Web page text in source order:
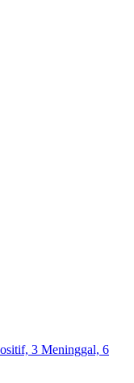
3 Meninggal, 6